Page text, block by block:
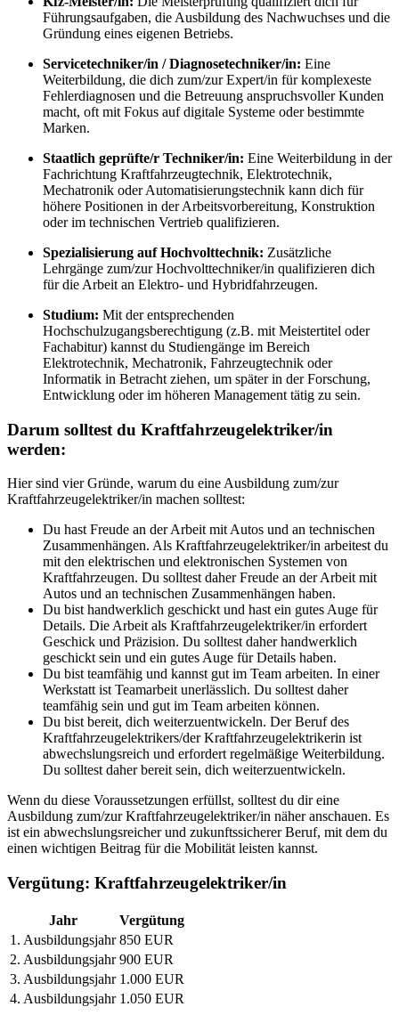
Führungsaufgaben, die Ausbildung des Nachwuchses und die
Gründung eines eigenen Betriebs.
Servicetechniker/in / Diagnosetechniker/in: Eine
Weiterbildung, die dich zum/zur Expert/in für komplexeste
Fehlerdiagnosen und die Betreuung anspruchsvoller Kunden
macht, oft mit Fokus auf digitale Systeme oder bestimmte
Marken.
Staatlich geprüfte/r Techniker/in: Eine Weiterbildung in der
Fachrichtung Kraftfahrzeugtechnik, Elektrotechnik,
Mechatronik oder Automatisierungstechnik kann dich für
höhere Positionen in der Arbeitsvorbereitung, Konstruktion
oder im technischen Vertrieb qualifizieren.
Spezialisierung auf Hochvolttechnik: Zusätzliche
Lehrgänge zum/zur Hochvolttechniker/in qualifizieren dich
für die Arbeit an Elektro- und Hybridfahrzeugen.
Studium: Mit der entsprechenden
Hochschulzugangsberechtigung (z.B. mit Meistertitel oder
Fachabitur) kannst du Studiengänge im Bereich
Elektrotechnik, Mechatronik, Fahrzeugtechnik oder
Informatik in Betracht ziehen, um später in der Forschung,
Entwicklung oder im höheren Management tätig zu sein.
Darum solltest du Kraftfahrzeugelektriker/in
werden:
Hier sind vier Gründe, warum du eine Ausbildung zum/zur
Kraftfahrzeugelektriker/in machen solltest:
Du hast Freude an der Arbeit mit Autos und an technischen
Zusammenhängen. Als Kraftfahrzeugelektriker/in arbeitest du
mit den elektrischen und elektronischen Systemen von
Kraftfahrzeugen. Du solltest daher Freude an der Arbeit mit
Autos und an technischen Zusammenhängen haben.
Du bist handwerklich geschickt und hast ein gutes Auge für
Details. Die Arbeit als Kraftfahrzeugelektriker/in erfordert
Geschick und Präzision. Du solltest daher handwerklich
geschickt sein und ein gutes Auge für Details haben.
Du bist teamfähig und kannst gut im Team arbeiten. In einer
Werkstatt ist Teamarbeit unerlässlich. Du solltest daher
teamfähig sein und gut im Team arbeiten können.
Du bist bereit, dich weiterzuentwickeln. Der Beruf des
Kraftfahrzeugelektrikers/der Kraftfahrzeugelektrikerin ist
abwechslungsreich und erfordert regelmäßige Weiterbildung.
Du solltest daher bereit sein, dich weiterzuentwickeln.
Wenn du diese Voraussetzungen erfüllst, solltest du dir eine
Ausbildung zum/zur Kraftfahrzeugelektriker/in näher anschauen. Es
ist ein abwechslungsreicher und zukunftssicherer Beruf, mit dem du
einen wichtigen Beitrag für die Mobilität leisten kannst.
Vergütung: Kraftfahrzeugelektriker/in
Jahr
Vergütung
1. Ausbildungsjahr 850 EUR
2. Ausbildungsjahr 900 EUR
3. Ausbildungsjahr 1.000 EUR
4. Ausbildungsjahr 1.050 EUR